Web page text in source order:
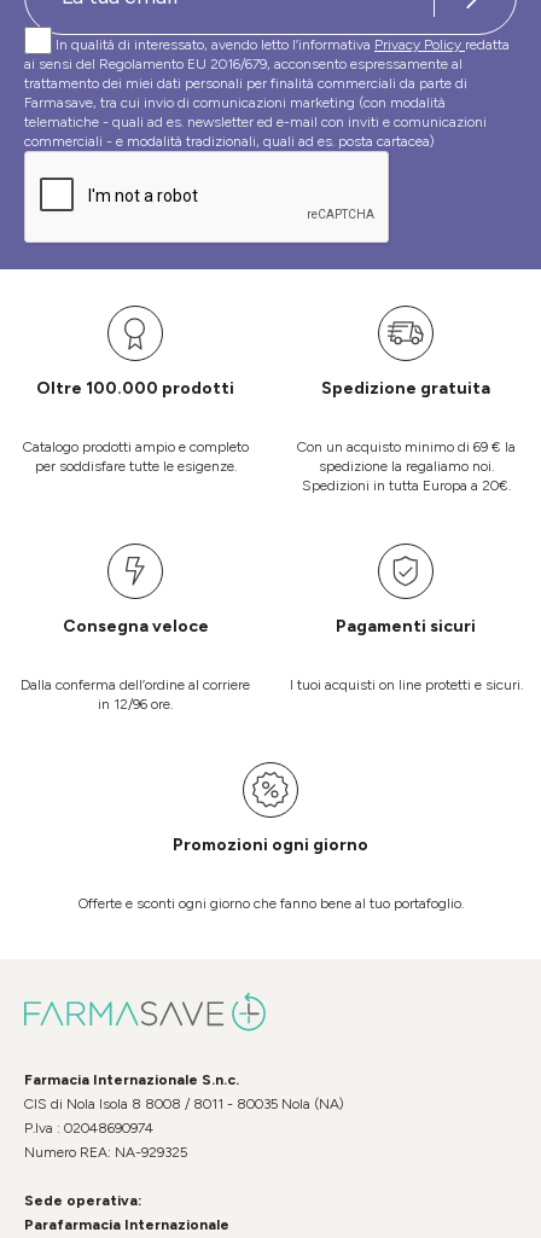
In qualità di interessato, avendo letto l’informativa Privacy Policy redatta
ai sensi del Regolamento EU 2016/679, acconsento espressamente al
trattamento dei miei dati personali per finalità commerciali da parte di
Farmasave, tra cui invio di comunicazioni marketing (con modalità
telematiche - quali ad es. newsletter ed e-mail con inviti e comunicazioni
commerciali - e modalità tradizionali, quali ad es. posta cartacea)
Oltre 100.000 prodotti
Catalogo prodotti ampio e completo
per soddisfare tutte le esigenze.
Spedizione gratuita
Con un acquisto minimo di 69 € la
spedizione la regaliamo noi.
Spedizioni in tutta Europa a 20€.
Consegna veloce
Dalla conferma dell’ordine al corriere
in 12/96 ore.
Pagamenti sicuri
I tuoi acquisti on line protetti e sicuri.
Promozioni ogni giorno
Offerte e sconti ogni giorno che fanno bene al tuo portafoglio.
Farmacia Internazionale S.n.c.
CIS di Nola Isola 8 8008 / 8011 - 80035 Nola (NA)
P.Iva : 02048690974
Numero REA: NA-929325
Sede operativa:
Parafarmacia Internazionale